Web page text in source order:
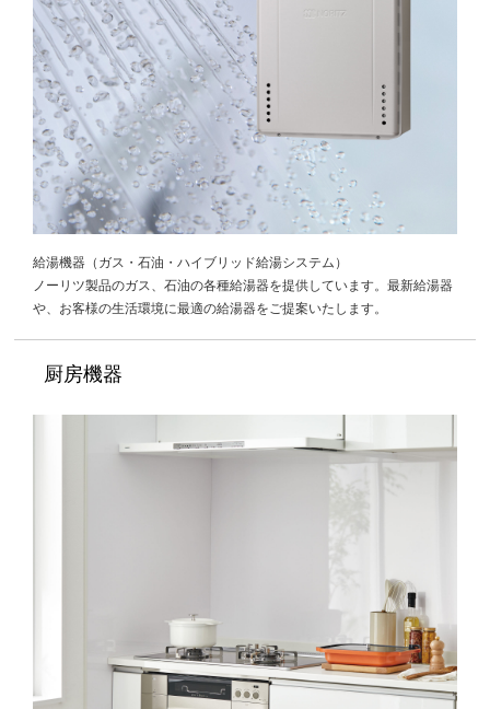
給湯機器（ガス・石油・ハイブリッド給湯システム）
ノーリツ製品のガス、石油の各種給湯器を提供しています。最新給湯器
や、お客様の生活環境に最適の給湯器をご提案いたします。
厨房機器